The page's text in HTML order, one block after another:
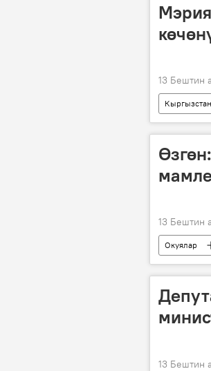
13 Бештин
Кыргызстан
көчө
13 Бештин
Окуялар
13 Бештин